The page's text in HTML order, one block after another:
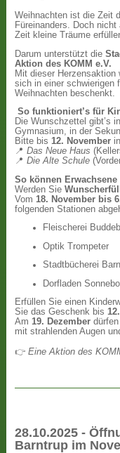
Weihnachten ist die Zeit
Füreinanders. Doch
Zeit kleine Träume
Darum unterstützt die
Aktion des KOMM e.V.
Mit dieser Herzensaktion
sich in einer schwierigen
Weihnachten beschenkt.
So funktioniert’s für
Die Wunschzettel gibt’s
Gymnasium, in der
Bitte bis12. November
📍Das Neue Haus
📍Die Alte Schule
So können Erwachsene
Werden Sie
Vom 18. November bis
folgenden Stationen
Fleischerei
Optik Trompeter
Stadtbücherei
Dorfladen
Erfüllen Sie einen
Sie das Geschenk bis
Am19. Dezember
mit strahlenden Augen
👉Eine Aktion des
28.10.2025 -
Barntrup im